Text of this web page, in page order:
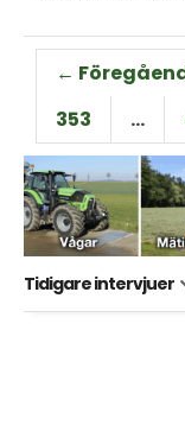
←
353
…
Tidigare intervjuer